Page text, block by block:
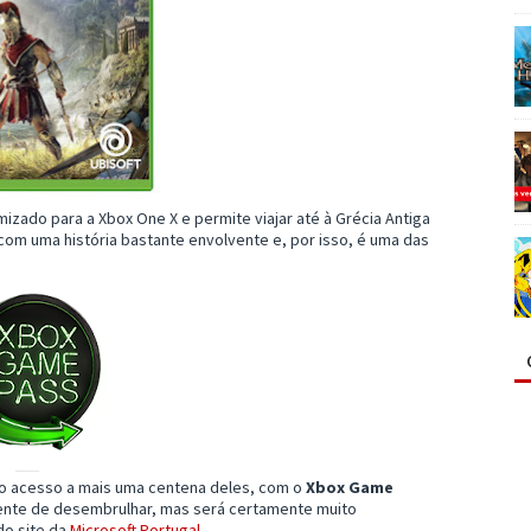
para a Xbox One X e permite viajar até à Grécia Antiga
uma história bastante envolvente e, por isso, é uma das
a mais uma centena deles, com o Xbox Game
de desembrulhar, mas será certamente muito